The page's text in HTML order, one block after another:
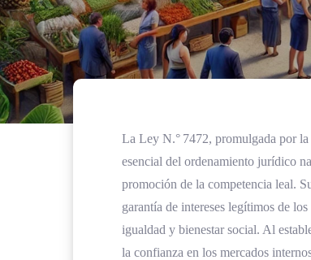
La Ley N.° 7472, promulgada por la
esencial del ordenamiento jurídico
promoción de la competencia leal.
garantía de intereses legítimos de
igualdad y bienestar social. Al
la confianza en los mercados